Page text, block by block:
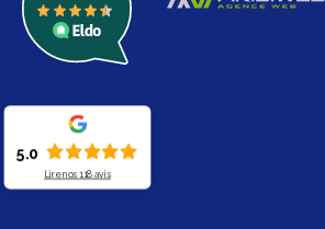
5.0
Lire nos 118 avis